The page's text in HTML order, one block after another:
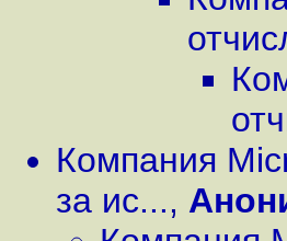
Компания
за ис...,